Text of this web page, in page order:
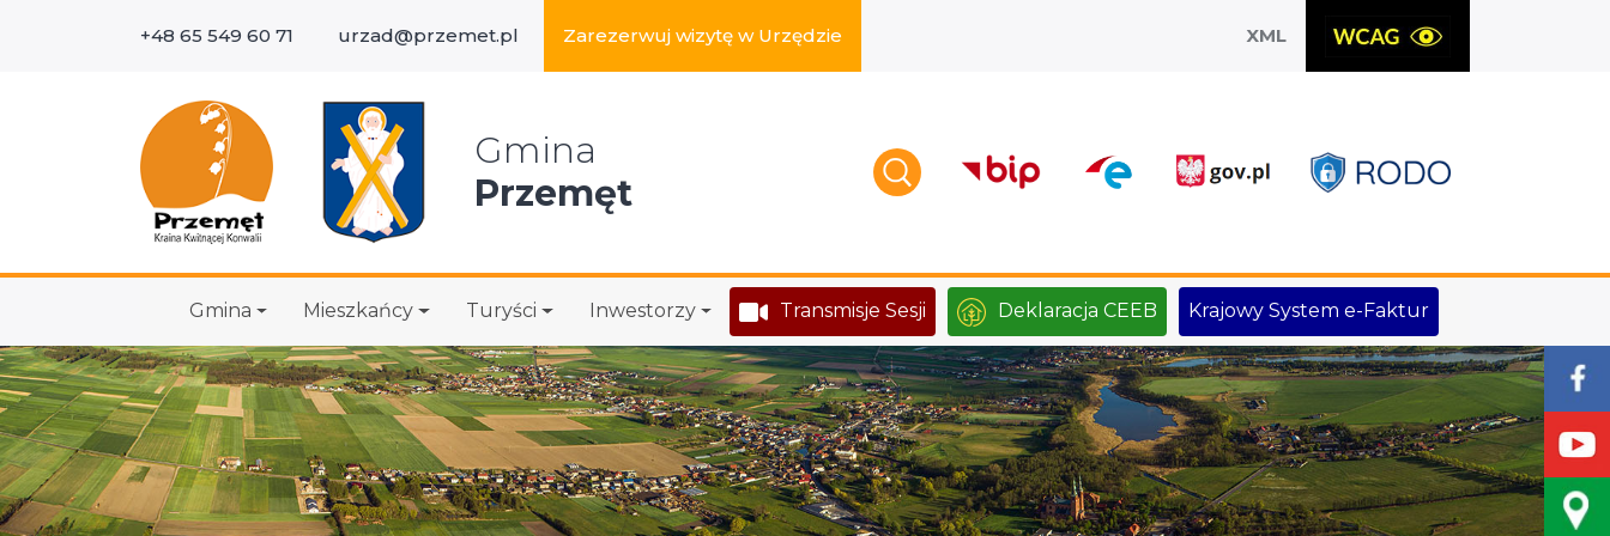
+48 65 549 60 71 urzad@przemet.pl Zarezerwuj wizytę w Urzędzie XML
Gmina
Przemęt
Gmina Mieszkańcy Turyści Inwestorzy Transmisje Sesji Deklaracja CEEB Krajowy System e-Faktur
Wyszukaj w serwisie